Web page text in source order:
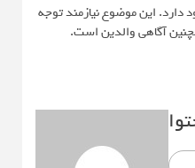
دارد. این موضوع نیازمند توجه
آگاهی والدین است.